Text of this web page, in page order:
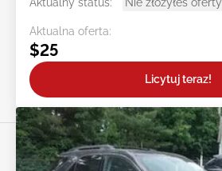
Aktualna oferta:
$25
Licytuj teraz!